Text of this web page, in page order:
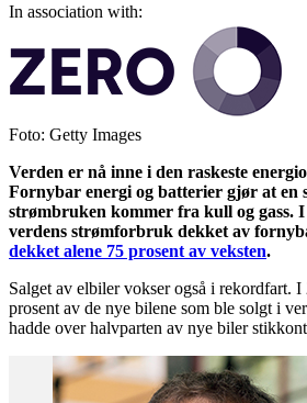
In association with:
Foto: Getty Images
Verden er nå inne i den raskeste
Fornybar energi og batterier gjør at en
strømbruken kommer fra kull og gass. I
verdens strømforbruk dekket av
dekket alene 75 prosent av veksten.
Salget av elbiler vokser også i rekordfart.
prosent av de nye bilene som ble solgt i
hadde over halvparten av nye biler